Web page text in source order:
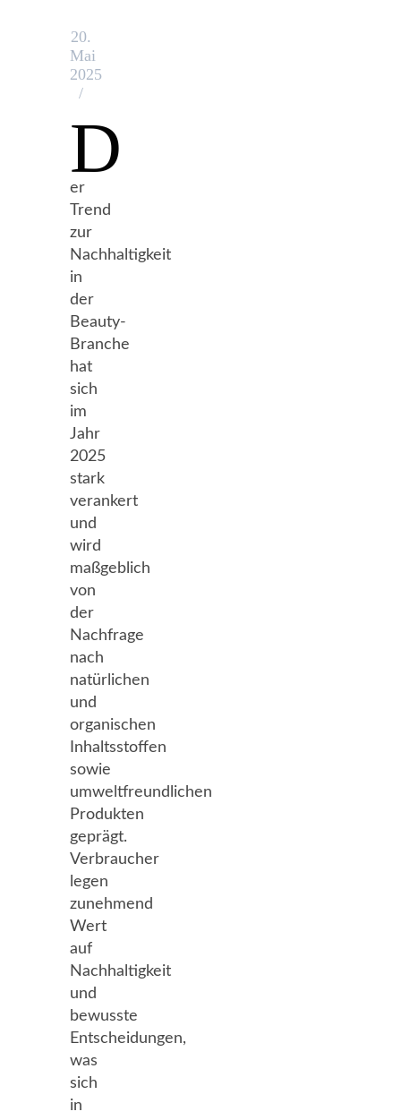
20.
Mai
2025
/
D
er
Trend
zur
Nachhaltigkeit
in
der
Beauty-
Branche
hat
sich
im
Jahr
2025
stark
verankert
und
wird
maßgeblich
von
der
Nachfrage
nach
natürlichen
und
organischen
Inhaltsstoffen
sowie
umweltfreundlichen
Produkten
geprägt.
Verbraucher
legen
zunehmend
Wert
auf
Nachhaltigkeit
und
bewusste
Entscheidungen,
was
sich
in